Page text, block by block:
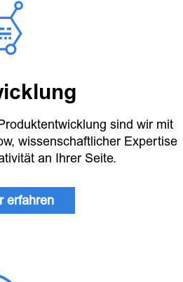
sind wir mit
wissenschaftlicher Expertise
an Ihrer Seite.
erfahren